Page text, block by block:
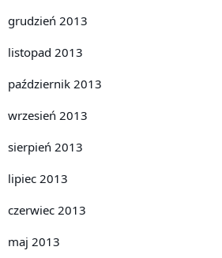
grudzień 2013
listopad 2013
październik 2013
wrzesień 2013
sierpień 2013
lipiec 2013
czerwiec 2013
maj 2013